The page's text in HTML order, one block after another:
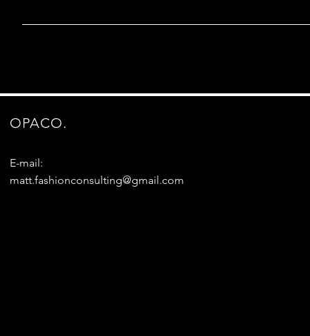
OPACO.
E-mail:
matt.fashionconsulting@gmail.com